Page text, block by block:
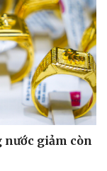
nước giảm còn